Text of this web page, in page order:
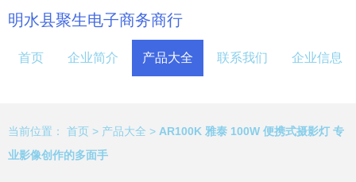
明水县聚生电子商务商行
首页 企业简介 产品大全 联系我们 企业信息
当前位置： 首页 > 产品大全 > AR100K 雅泰 100W 便携式摄影灯 专
业影像创作的多面手